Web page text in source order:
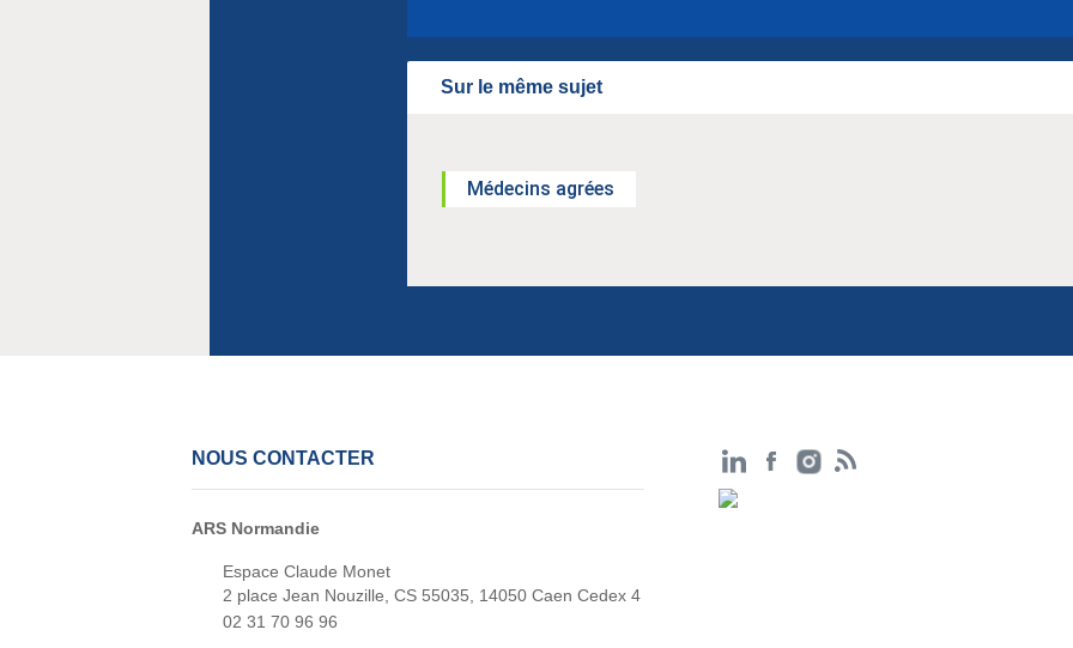
Sur le même sujet
Médecins agrées
NOUS CONTACTER
ARS Normandie
Espace Claude Monet
2 place Jean Nouzille, CS 55035, 14050 Caen Cedex 4
02 31 70 96 96